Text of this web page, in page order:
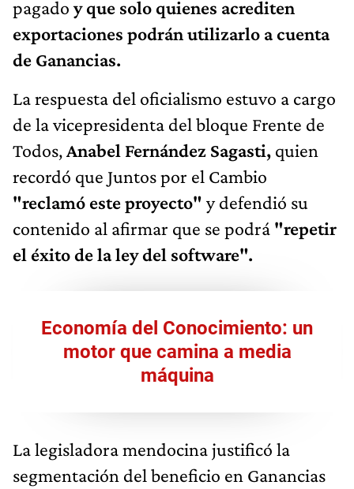
pagadoy que solo quienes acrediten
exportaciones podrán utilizarlo a cuenta
de Ganancias.
La respuesta del oficialismo estuvo a cargo
de la vicepresidenta del bloque Frente de
Todos,Anabel Fernández Sagasti, quien
recordó que Juntos por el Cambio
"reclamó este proyecto" y defendió su
contenido al afirmar que se podrá "repetir
el éxito de la ley del software".
Economía del Conocimiento: un
motor que camina a media
máquina
La legisladora mendocina justificó la
segmentación del beneficio en Ganancias